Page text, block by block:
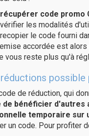
récupérer code promo
les modalités
le code fourni
accordée est
vous reste plus qu'à
possible
de réduction, qui
de bénéficier d'autres
temporaire sur
un code. Pour profiter